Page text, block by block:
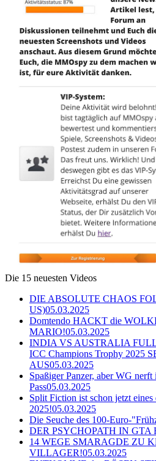
Die 15 neuesten Videos
DIE ABSOLUTE CHAOS
US)05.03.2025
Domtendo HACKT die
MARIO!05.03.2025
INDIA VS AUSTRALIA
ICC Champions Trophy 2025
AUS05.03.2025
Spaßiger Panzer, aber WG
Pass05.03.2025
Split Fiction ist schon jetzt eines
2025!05.03.2025
Die Seuche des 100-Euro-
DER PSYCHOPATH IN GTA
14 WEGE SMARAGDE ZU
VILLAGER!05.03.2025